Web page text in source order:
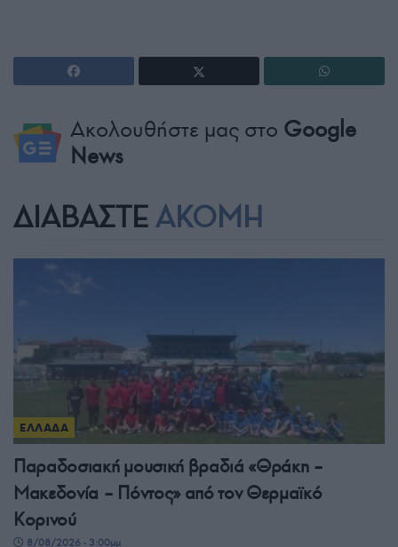
Ακολουθήστε μας στο Google
News
ΔΙΑΒΑΣΤΕ ΑΚΟΜΗ
ΕΛΛΑΔΑ
Παραδοσιακή μουσική βραδιά «Θράκη –
Μακεδονία – Πόντος» από τον Θερμαϊκό
Κορινού
8/08/2026 - 3:00μμ